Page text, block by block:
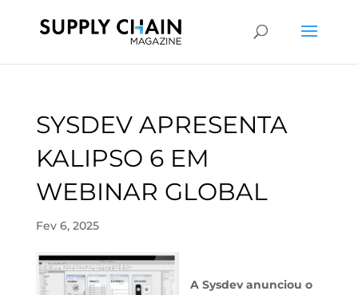
SYSDEV APRESENTA
KALIPSO 6 EM
WEBINAR GLOBAL
Fev 6, 2025
A Sysdev anunciou o